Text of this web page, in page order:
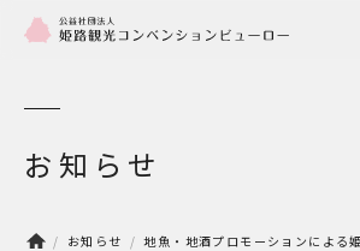
お知らせ
お知らせ
地魚・地酒プロモーションによる